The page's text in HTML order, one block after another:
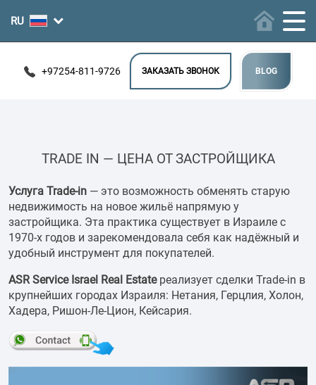
+97254-811-9726 ЗАКАЗАТЬ ЗВОНОК BLOG
TRADE IN — ЦЕНА ОТ ЗАСТРОЙЩИКА
Услуга Trade-in — это возможность обменять старую
недвижимость на новое жильё напрямую у
застройщика. Эта практика существует в Израиле с
1970-х годов и зарекомендовала себя как надёжный и
удобный инструмент для покупателей.
ASR Service Israel Real Estateреализует сделки Trade-in в
крупнейших городах Израиля: Нетания, Герцлия, Холон,
Хадера, Ришон-Ле-Цион, Кейсария.